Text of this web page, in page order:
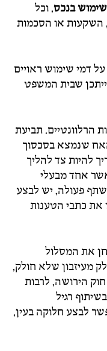
בנכס, וכל
השקעות או הסכמות
דמי שימוש ראויים
שבית המשפט
הרלוונטיים. תביעת
שנמצא בסכסוך
להיות צד להליך
אחד מבעלי
משתף פעולה, יש לבצע
את כתבי הטענות
את המסלול
מעיזבון שלא חולק,
הירושה, לרבות
רגיל
לבצע חלוקה בעין,